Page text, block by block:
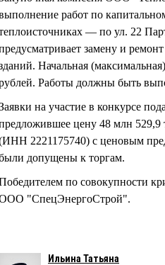
работ по
— по ул. 22
замену и
Начальная
Работы должны быть
на участие в конкурсе
цену 48 млн
2221175740) с ценовым
допущены к торгам.
по совокупности
"СпецЭнергоСтрой".
Ильина Татьяна